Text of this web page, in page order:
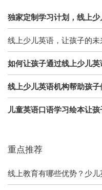
独家定制学习计划，线上
线上少儿英语，让孩子的未
如何让孩子通过线上少儿
线上少儿英语机构帮助孩子
儿童英语口语学习绘本让
重点推荐
线上教育有哪些优势？少儿